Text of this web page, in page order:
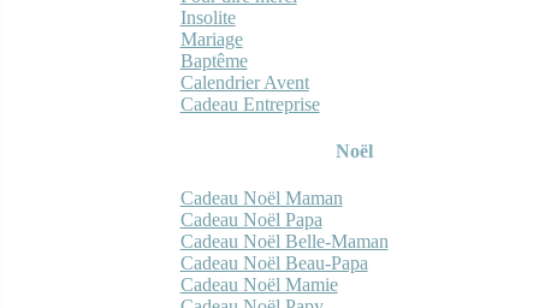
Insolite
Mariage
Baptême
Calendrier Avent
Cadeau Entreprise
Noël
Cadeau Noël Maman
Cadeau Noël Papa
Cadeau Noël Belle-Maman
Cadeau Noël Beau-Papa
Cadeau Noël Mamie